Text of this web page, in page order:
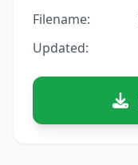
Filename:
Updated: